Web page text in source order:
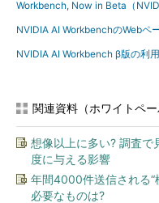
Workbench, Now in Beta（
NVIDIA AI WorkbenchのWebペ
NVIDIA AI Workbench β版の利
関連資料（ホワイトペー
想像以上に多い? 調査で
度に与える影響
年間4000件送信される“
必要なものは?